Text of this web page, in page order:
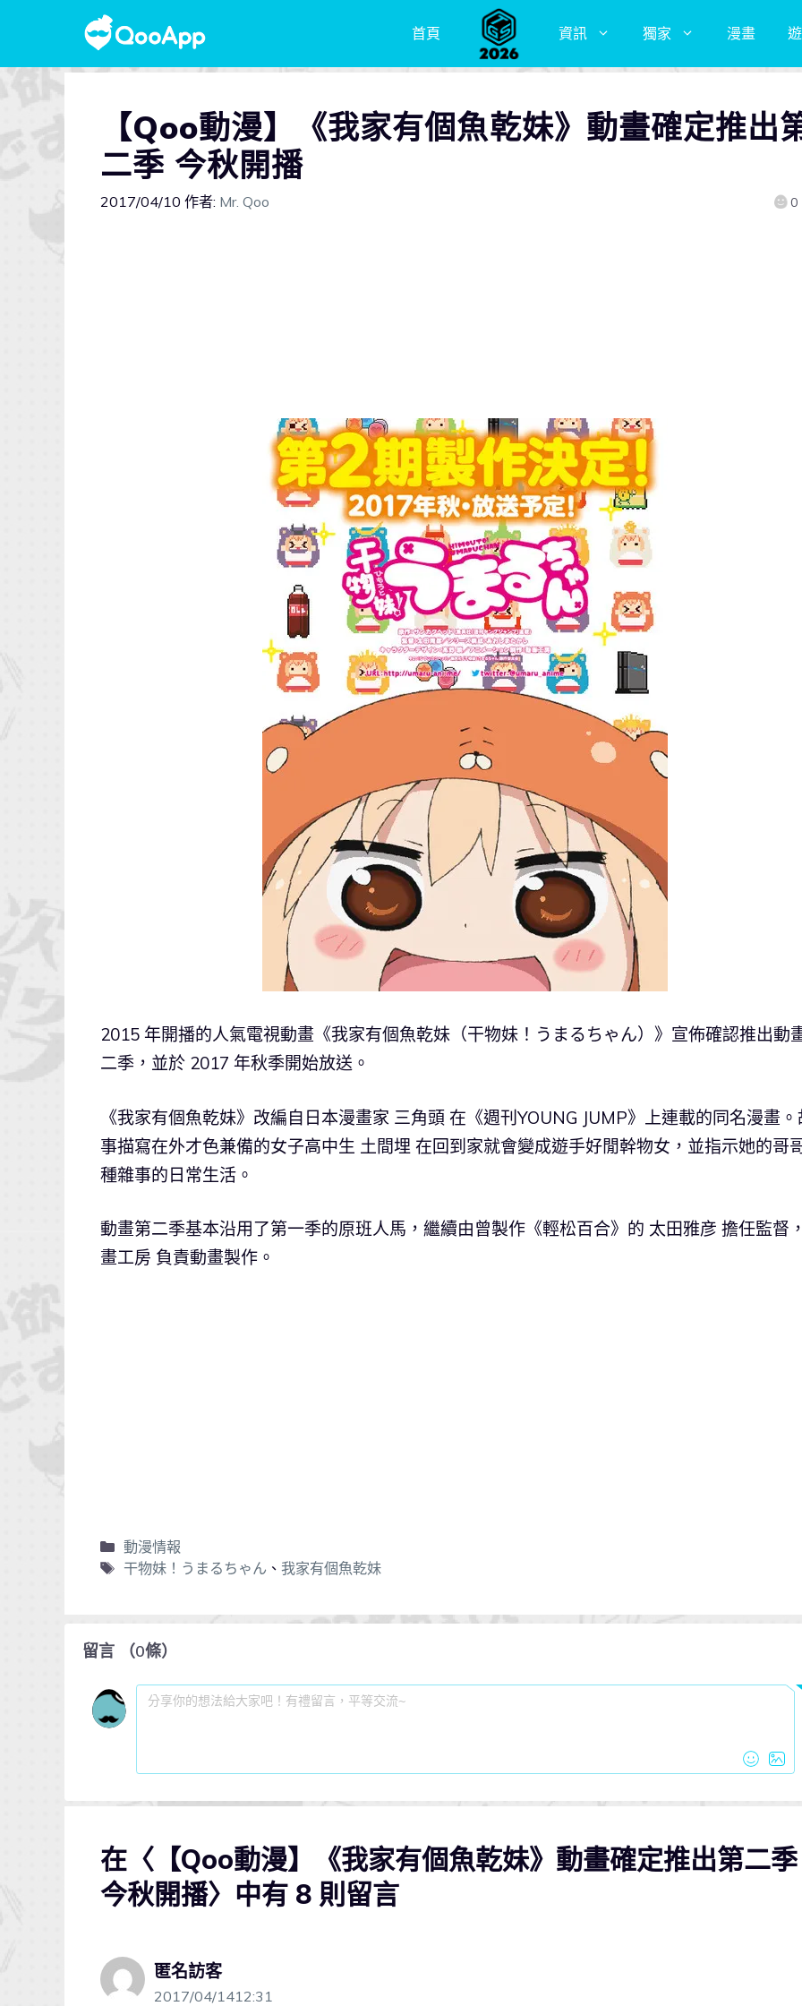
首頁 資訊 獨家 漫畫
【Qoo動漫】《我家有個魚乾妹》動畫確定推出
二季 今秋開播
2017/04/10 作者: Mr. Qoo 0
2015 年開播的人氣電視動畫《我家有個魚乾妹（干物妹！うまるちゃん）》宣佈確認推出動
二季，並於 2017 年秋季開始放送。
《我家有個魚乾妹》改編自日本漫畫家 三角頭 在《週刊YOUNG JUMP》上連載的同名漫畫。
事描寫在外才色兼備的女子高中生 土間埋 在回到家就會變成遊手好閒幹物女，並指示她的哥
種雜事的日常生活。
動畫第二季基本沿用了第一季的原班人馬，繼續由曾製作《輕松百合》的 太田雅彦 擔任監督
畫工房 負責動畫製作。
動漫情報
干物妹！うまるちゃん 、 我家有個魚乾妹
留言 （0條）
在〈【Qoo動漫】《我家有個魚乾妹》動畫確定推出第二季
今秋開播〉中有 8 則留言
匿名訪客
2017/04/1412:31